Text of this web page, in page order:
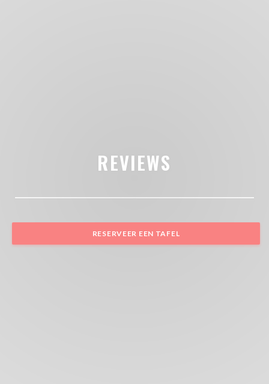
REVIEWS
RESERVEER EEN TAFEL